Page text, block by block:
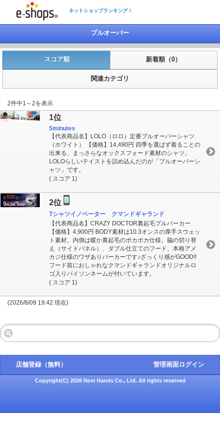
ネットショップランキング！
プルオーバー
スコア順 新着順（0）
関連カテゴリ
2件中1～2を表示
1位
5minutes
【代表商品名】LOLO（ロロ）定番プルオーバーシャツ
（ホワイト） 【価格】14,490円 四季を選ばず着ることの
出来る、まっさらなオックスフォード素材のシャツ。
LOLOらしいテイストを詰め込んだのが「プルオーバーシ
ャツ」です。
( スコア 1)
2位
Tシャツイノベーター クマンドギャランド
【代表商品名】CRAZY DOCTOR裏起毛プルパーカー
【価格】4,900円 BODY素材は10.3オンスの厚手スウェッ
ト素材。内側は暖か裏起毛のポカポカ仕様。脇の切り替
え（サイドパネル）、ダブル仕立てのフード、本格アメ
カジ仕様のワザありパーカーです♪ざっくり感がGOOD!!
フード前におしゃれなクマンドギャランドオリジナルロ
ゴ入りパイソンネームが付いています。
( スコア 1)
(2026/8/09 19:42 現在)
店舗登録（無料） 管理画面ログイン
Copyright(C) 2026 Next Hands Co., Ltd. All rights reserved